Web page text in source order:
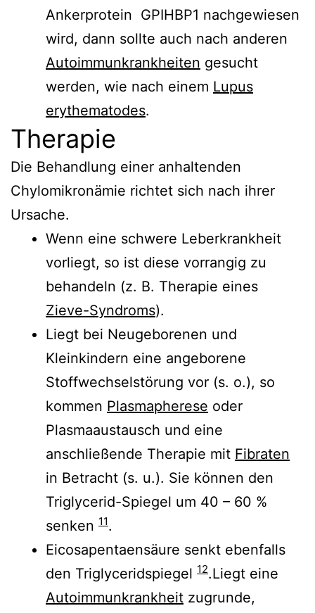
Ankerprotein GPIHBP1 nachgewiesen
wird, dann sollte auch nach anderen
Autoimmunkrankheiten gesucht
werden, wie nach einem Lupus
erythematodes.
Therapie
Die Behandlung einer anhaltenden
Chylomikronämie richtet sich nach ihrer
Ursache.
Wenn eine schwere Leberkrankheit
vorliegt, so ist diese vorrangig zu
behandeln (z. B. Therapie eines
Zieve-Syndroms).
Liegt bei Neugeborenen und
Kleinkindern eine angeborene
Stoffwechselstörung vor (s. o.), so
kommen Plasmapherese oder
Plasmaaustausch und eine
anschließende Therapie mit Fibraten
in Betracht (s. u.). Sie können den
Triglycerid-Spiegel um 40 – 60 %
senken 11.
Eicosapentaensäure senkt ebenfalls
den Triglyceridspiegel 12.Liegt eine
Autoimmunkrankheit zugrunde,